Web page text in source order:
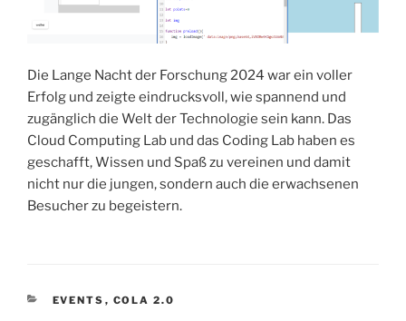
Die Lange Nacht der Forschung 2024 war ein voller
Erfolg und zeigte eindrucksvoll, wie spannend und
zugänglich die Welt der Technologie sein kann. Das
Cloud Computing Lab und das Coding Lab haben es
geschafft, Wissen und Spaß zu vereinen und damit
nicht nur die jungen, sondern auch die erwachsenen
Besucher zu begeistern.
KATEGORIEN
EVENTS , COLA 2.0